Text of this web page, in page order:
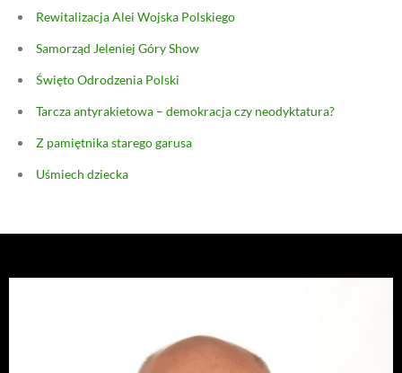
Rewitalizacja Alei Wojska Polskiego
Samorząd Jeleniej Góry Show
Święto Odrodzenia Polski
Tarcza antyrakietowa – demokracja czy neodyktatura?
Z pamiętnika starego garusa
Uśmiech dziecka